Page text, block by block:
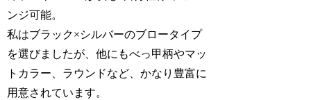
ンジ可能。
私はブラック×シルバーのブロータイプ
を選びましたが、他にもべっ甲柄やマッ
トカラー、ラウンドなど、かなり豊富に
用意されています。